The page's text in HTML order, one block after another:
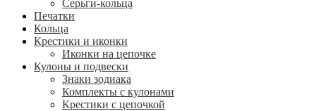
Серьги-кольца
Печатки
Кольца
Крестики и иконки
Иконки на цепочке
Кулоны и подвески
Знаки зодиака
Комплекты с кулонами
Крестики с цепочкой